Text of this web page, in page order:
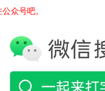
众号吧。